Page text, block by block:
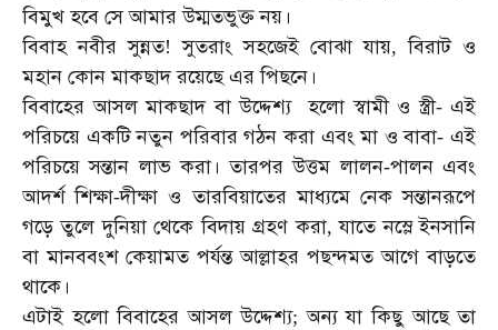
বিমুখ হবে সে আমার উম্মতভুক্ত নয়।
বিবাহ নবীর সুন্নত!সুতরাং সহজেই বোঝা যায়,বিরাট ও
মহান কোন মাকছাদ রয়েছে এর পিছনে।
বিবাহের আসল মাকছাদ বা উদ্দেশ্য হলো স্বামী ও স্ত্রী- এই
পরিচয়ে একটি নতুন পরিবার গঠন করা এবং মা ও বাবা-এই
পরিচয়ে সন্তান লাভ করা। তারপর উত্তম লালন-পালন এবং
আদর্শ শিক্ষা-দীক্ষা ও তারবিয়াতের মাধ্যমে নেক সন্তানরূপে
গড়ে তুলে দুনিয়া থেকে বিদায় গ্রহণ করা,যাতে নস্লে ইনসানি
বা মানববংশ কেয়ামত পর্যন্ত আল্লাহর পছন্দমত আগে বাড়তে
থাকে।
এটাই হলো বিবাহের আসল উদ্দেশ্য;অন্য যা কিছু আছে তা